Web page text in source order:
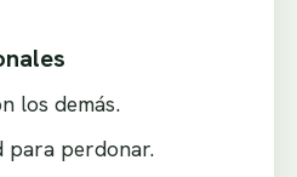
los demás.
para perdonar.